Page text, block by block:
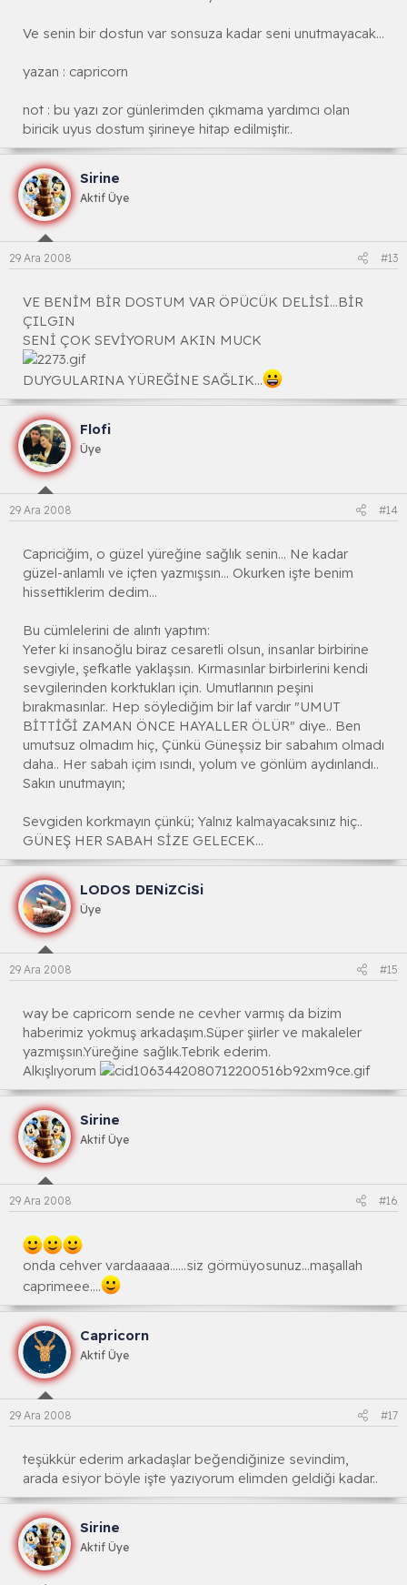
Ve senin bir dostun var sonsuza kadar seni unutmayacak...
yazan : capricorn
not : bu yazı zor günlerimden çıkmama yardımcı olan
biricik uyus dostum şirineye hitap edilmiştir..
Sirine
Aktif Üye
29 Ara 2008 #13
VE BENİM BİR DOSTUM VAR ÖPÜCÜK DELİSİ...BİR
ÇILGIN
SENİ ÇOK SEVİYORUM AKIN MUCK
DUYGULARINA YÜREĞİNE SAĞLIK...
Flofi
Üye
29 Ara 2008 #14
Capriciğim, o güzel yüreğine sağlık senin... Ne kadar
güzel-anlamlı ve içten yazmışsın... Okurken işte benim
hissettiklerim dedim...
Bu cümlelerini de alıntı yaptım:
Yeter ki insanoğlu biraz cesaretli olsun, insanlar birbirine
sevgiyle, şefkatle yaklaşsın. Kırmasınlar birbirlerini kendi
sevgilerinden korktukları için. Umutlarının peşini
bırakmasınlar.. Hep söylediğim bir laf vardır "UMUT
BİTTİĞİ ZAMAN ÖNCE HAYALLER ÖLÜR" diye.. Ben
umutsuz olmadım hiç, Çünkü Güneşsiz bir sabahım olmadı
daha.. Her sabah içim ısındı, yolum ve gönlüm aydınlandı..
Sakın unutmayın;
Sevgiden korkmayın çünkü; Yalnız kalmayacaksınız hiç..
GÜNEŞ HER SABAH SİZE GELECEK...
LODOS DENiZCiSi
Üye
29 Ara 2008 #15
way be capricorn sende ne cevher varmış da bizim
haberimiz yokmuş arkadaşım.Süper şiirler ve makaleler
yazmışsın.Yüreğine sağlık.Tebrik ederim.
Alkışlıyorum
Sirine
Aktif Üye
29 Ara 2008 #16
onda cehver vardaaaaa......siz görmüyosunuz...maşallah
caprimeee....
Capricorn
Aktif Üye
29 Ara 2008 #17
teşükkür ederim arkadaşlar beğendiğinize sevindim,
arada esiyor böyle işte yazıyorum elimden geldiği kadar..
Sirine
Aktif Üye